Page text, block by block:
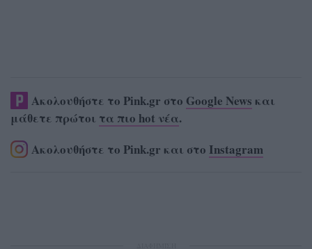
Ακολουθήστε το Pink.gr στο Google News και
μάθετε πρώτοι τα πιο hot νέα.
Ακολουθήστε το Pink.gr και στο Instagram